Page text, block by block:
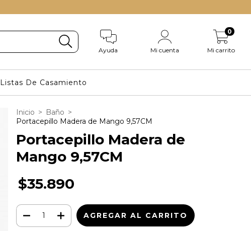
Ayuda Mi cuenta Mi carrito
0
Listas De Casamiento
Inicio > Baño >
Portacepillo Madera de Mango 9,57CM
Portacepillo Madera de
Mango 9,57CM
$35.890